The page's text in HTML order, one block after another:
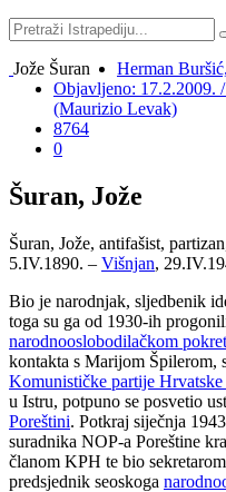
Jože Šuran
Herman
Objavljeno: 17.2.2009.
(Maurizio Levak)
8764
0
Šuran, Jože
Šuran, Jože, antifašist,
5.IV.1890. – Višnjan,
Bio je narodnjak, sljedbenik
toga su ga od 1930-ih
narodnooslobodilačkom
kontakta s Marijom Špilerom,
Komunističke partije
u Istru, potpuno se posvetio
Poreštini. Potkraj siječnja
suradnika NOP-a Poreštine
članom KPH te bio
predsjednik seoskoga